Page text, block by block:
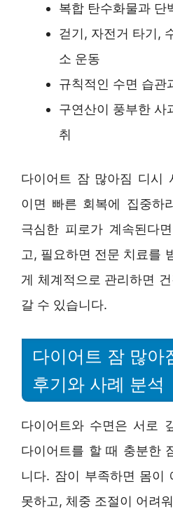
복합 탄수화물과 단
걷기, 자전거 타기,
소 운동
규칙적인 수면 습관
구연산이 풍부한 사
취
다이어트 잠 많아짐 디시
이면 빠른 회복에 집중하
극심한 피로가 계속된다
고, 필요하면 전문 치료를
게 체계적으로 관리하면
갈 수 있습니다.
다이어트 잠 많아
후기와 사례 분석
다이어트와 수면은 서로
다이어트를 할 때 충분한
니다. 잠이 부족하면 몸이
못하고, 체중 조절이 어려